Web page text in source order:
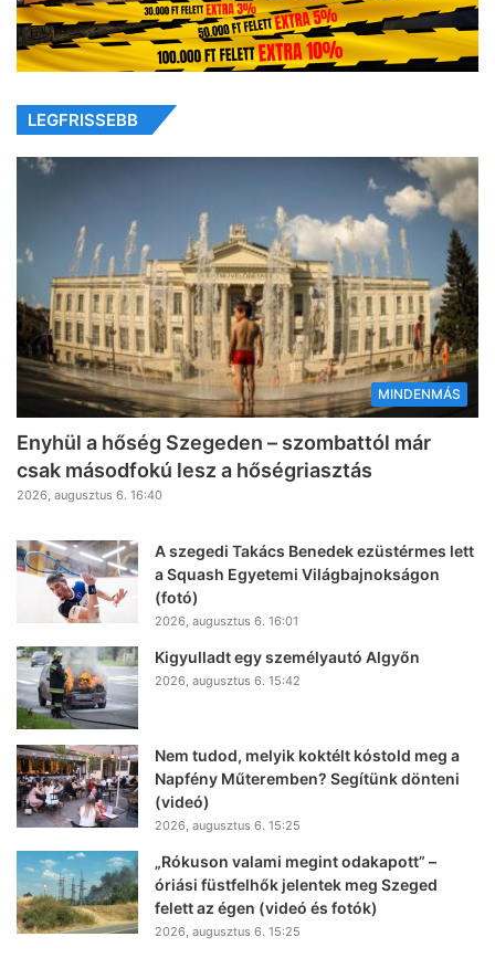
LEGFRISSEBB
MINDENMÁS
Enyhül a hőség Szegeden – szombattól már
csak másodfokú lesz a hőségriasztás
2026, augusztus 6. 16:40
A szegedi Takács Benedek ezüstérmes lett
a Squash Egyetemi Világbajnokságon
(fotó)
2026, augusztus 6. 16:01
Kigyulladt egy személyautó Algyőn
2026, augusztus 6. 15:42
Nem tudod, melyik koktélt kóstold meg a
Napfény Műteremben? Segítünk dönteni
(videó)
2026, augusztus 6. 15:25
„Rókuson valami megint odakapott” –
óriási füstfelhők jelentek meg Szeged
felett az égen (videó és fotók)
2026, augusztus 6. 15:25